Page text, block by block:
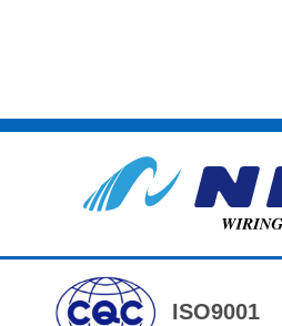
ISO9001